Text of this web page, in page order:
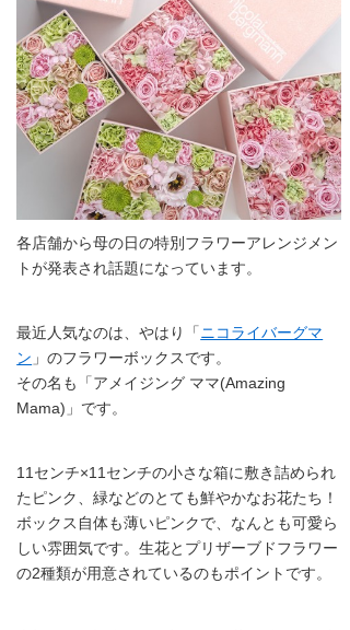
各店舗から母の日の特別フラワーアレンジメン
トが発表され話題になっています。
最近人気なのは、やはり「ニコライバーグマ
ン 」のフラワーボックスです。
その名も「アメイジング ママ(Amazing
Mama)」です。
11センチ×11センチの小さな箱に敷き詰められ
たピンク、緑などのとても鮮やかなお花たち！
ボックス自体も薄いピンクで、なんとも可愛ら
しい雰囲気です。生花とプリザーブドフラワー
の2種類が用意されているのもポイントです。